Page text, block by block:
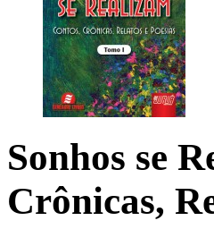
Sonhos se
Crônicas,